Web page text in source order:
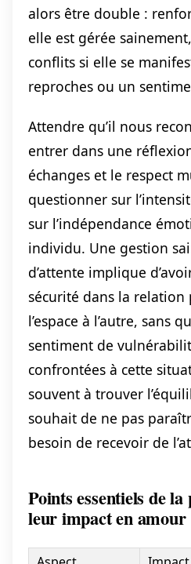
alors être double :
elle est gérée
conflits si elle se
reproches ou un
Attendre qu’il nous
entrer dans une
échanges et le respect
questionner sur
sur l’indépendance
individu. Une gestion
d’attente implique
sécurité dans la relation
l’espace à l’autre, sans
sentiment de
confrontées à cette
souvent à trouver
souhait de ne pas
besoin de recevoir de
Points essentiels de la
leur impact en amour